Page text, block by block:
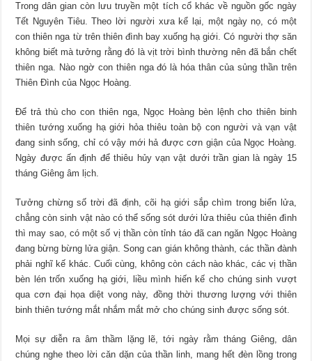
Trong dân gian còn lưu truyền một tích cổ khác về nguồn gốc ngày
Tết Nguyên Tiêu. Theo lời người xưa kể lại, một ngày nọ, có một
con thiên nga từ trên thiên đình bay xuống hạ giới. Có người thợ săn
không biết mà tưởng rằng đó là vịt trời bình thường nên đã bắn chết
thiên nga. Nào ngờ con thiên nga đó là hóa thân của sủng thần trên
Thiên Đình của Ngọc Hoàng.
Để trả thù cho con thiên nga, Ngọc Hoàng bèn lệnh cho thiên binh
thiên tướng xuống hạ giới hỏa thiêu toàn bộ con người và vạn vật
đang sinh sống, chỉ có vậy mới hả được cơn giận của Ngọc Hoàng.
Ngày được ấn định để thiêu hủy vạn vật dưới trần gian là ngày 15
tháng Giêng âm lịch.
Tưởng chừng số trời đã định, cõi hạ giới sắp chìm trong biển lửa,
chẳng còn sinh vật nào có thể sống sót dưới lửa thiêu của thiên đình
thì may sao, có một số vị thần còn tỉnh táo đã can ngăn Ngọc Hoàng
đang bừng bừng lửa giận. Song can gián không thành, các thần đành
phải nghĩ kế khác. Cuối cùng, không còn cách nào khác, các vị thần
bèn lén trốn xuống hạ giới, liều mình hiến kế cho chúng sinh vượt
qua cơn đại họa diệt vong này, đồng thời thương lượng với thiên
binh thiên tướng mắt nhắm mắt mở cho chúng sinh được sống sót.
Mọi sự diễn ra âm thầm lặng lẽ, tới ngày rằm tháng Giêng, dân
chúng nghe theo lời căn dặn của thần linh, mang hết đèn lồng trong